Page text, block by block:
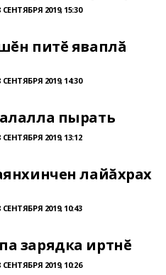
СЕНТЯБРЯ 2019, 15:30
питĕ яваплă
СЕНТЯБРЯ 2019, 14:30
пырать
СЕНТЯБРЯ 2019, 13:12
лайăхрах
СЕНТЯБРЯ 2019, 10:43
зарядка иртнĕ
СЕНТЯБРЯ 2019, 10:26